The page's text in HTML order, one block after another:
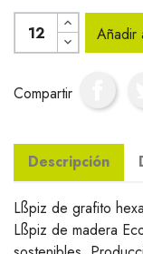
Añadir
Compartir
Descripción
Lßpiz de grafito
Lßpiz de madera